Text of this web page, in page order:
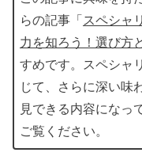
らの記事「 スペシャ
力を知ろう！選び方
すめです。スペシャ
じて、さらに深い味
見できる内容になっ
ご覧ください。